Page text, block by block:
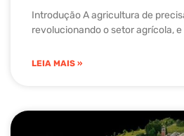
Introdução A agricultura de
revolucionando o setor agrícola,
LEIA MAIS »